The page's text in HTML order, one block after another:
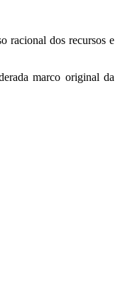
racional dos recursos e
marco original da